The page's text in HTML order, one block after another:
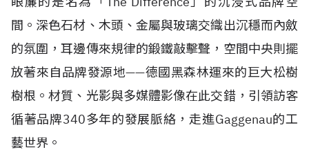
間。深色石材、木頭、金屬與玻璃交織出沉穩而內斂
的氛圍，耳邊傳來規律的鍛鐵敲擊聲，空間中央則擺
放著來自品牌發源地——德國黑森林運來的巨大松樹
樹根。材質、光影與多媒體影像在此交錯，引領訪客
循著品牌340多年的發展脈絡，走進Gaggenau的工
藝世界。